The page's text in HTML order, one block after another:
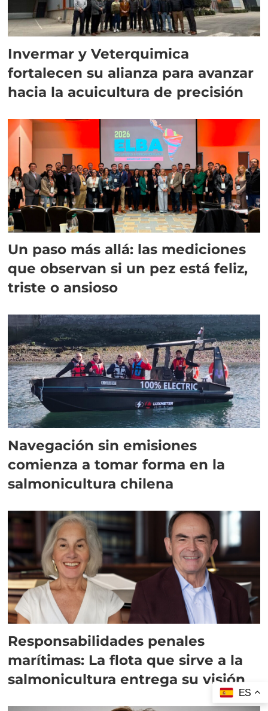
Invermar y Veterquimica
fortalecen su alianza para avanzar
hacia la acuicultura de precisión
Un paso más allá: las mediciones
que observan si un pez está feliz,
triste o ansioso
Navegación sin emisiones
comienza a tomar forma en la
salmonicultura chilena
Responsabilidades penales
marítimas: La flota que sirve a la
salmonicultura entrega su visión
ES